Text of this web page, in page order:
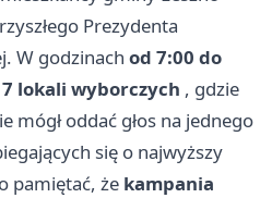
Prezydenta
W godzinach od 7:00 do
7 lokali wyborczych , gdzie
mógł oddać głos na jednego
się o najwyższy
pamiętać, że kampania